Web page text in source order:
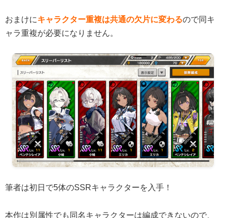
おまけにキャラクター重複は共通の欠片に変わるので同キ
ャラ重複が必要になりません。
筆者は初日で5体のSSRキャラクターを入手！
本作は別属性でも同名キャラクターは編成できないので、